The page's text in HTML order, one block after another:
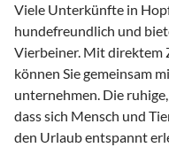
Viele Unterkünfte in
hundefreundlich und
Vierbeiner. Mit direktem
können Sie gemeinsam
unternehmen. Die
dass sich Mensch und
den Urlaub entspannt